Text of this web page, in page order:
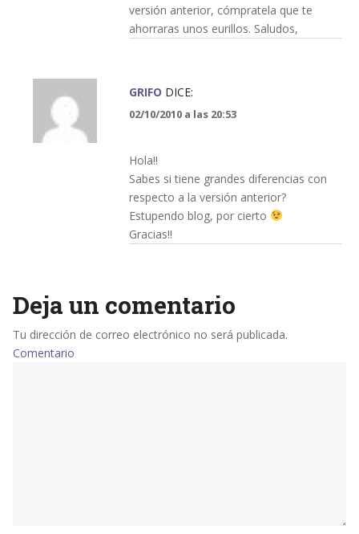
versión anterior, cómpratela que te
ahorraras unos eurillos. Saludos,
GRIFO DICE:
02/10/2010 a las 20:53
Hola!!
Sabes si tiene grandes diferencias con
respecto a la versión anterior?
Estupendo blog, por cierto
Gracias!!
Deja un comentario
Tu dirección de correo electrónico no será publicada.
Comentario